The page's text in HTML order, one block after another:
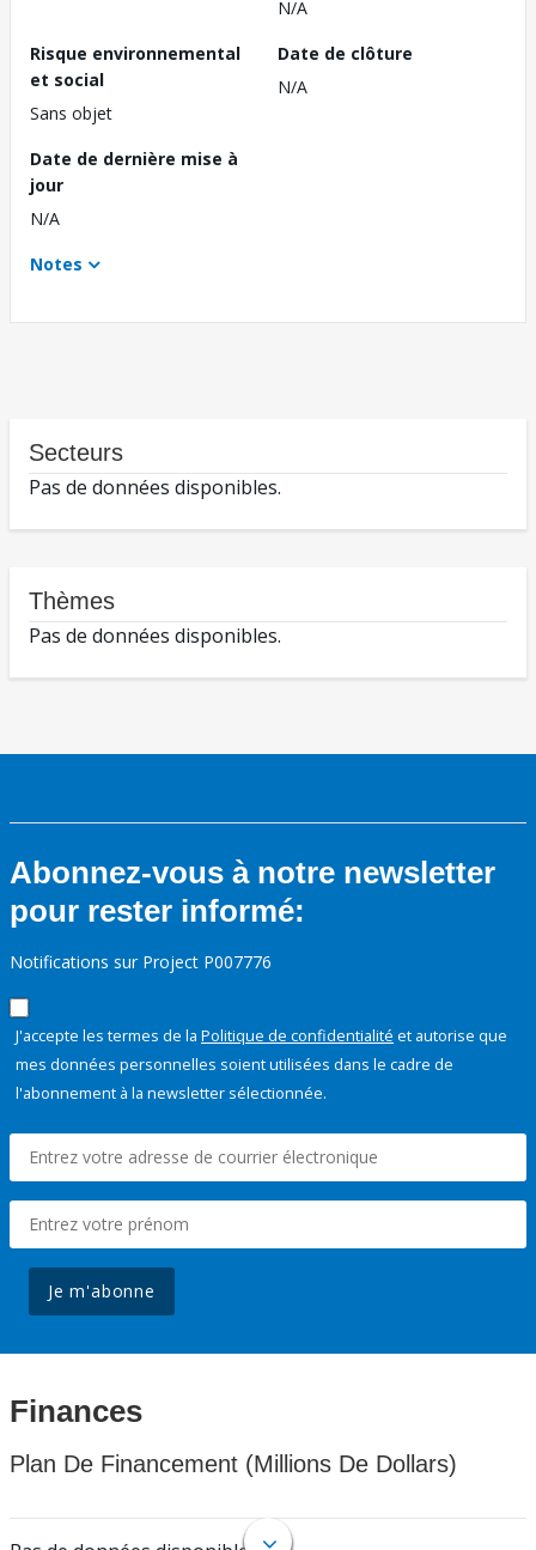
N/A
Risque environnemental
et social
Sans objet
Date de clôture
N/A
Date de dernière mise à
jour
N/A
Notes
Secteurs
Pas de données disponibles.
Thèmes
Pas de données disponibles.
Abonnez-vous à notre newsletter
pour rester informé:
Notifications sur Project P007776
J'accepte les termes de la Politique de confidentialité et autorise que
mes données personnelles soient utilisées dans le cadre de
l'abonnement à la newsletter sélectionnée.
Je m'abonne
Finances
Plan De Financement (Millions De Dollars)